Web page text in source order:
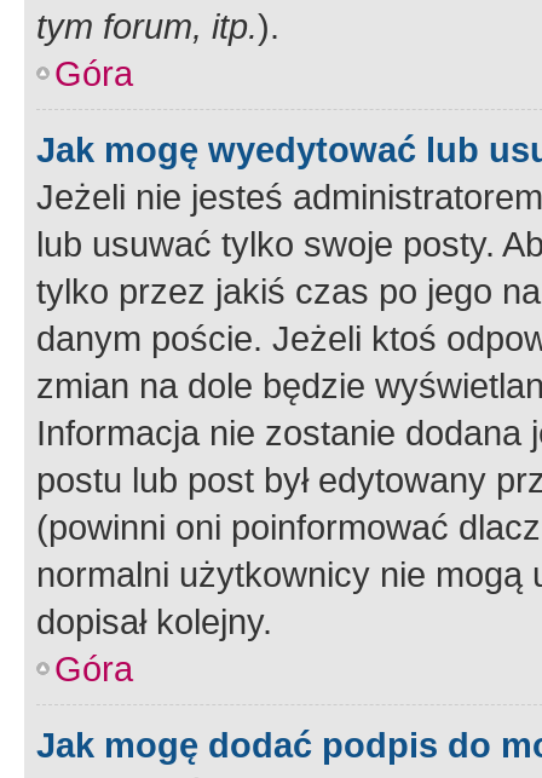
tym forum, itp.).
Góra
Jak mogę wyedytować lub
Jeżeli nie jesteś
lub usuwać tylko swoje posty.
tylko przez jakiś czas po jego
danym poście. Jeżeli ktoś
zmian na dole będzie
Informacja nie zostanie dodana
postu lub post był edytowany
(powinni oni poinformować
normalni użytkownicy nie
dopisał kolejny.
Góra
Jak mogę dodać podpis do